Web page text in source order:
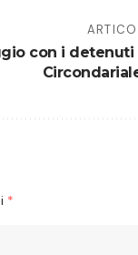
con i detenuti
*